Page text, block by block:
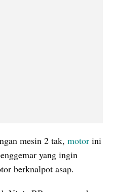
mesin 2 tak, motor ini
yang ingin
berknalpot asap.